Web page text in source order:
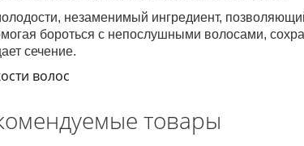
незаменимый ингредиент,
бороться с непослушными волосами,
сечение.
волос
товары